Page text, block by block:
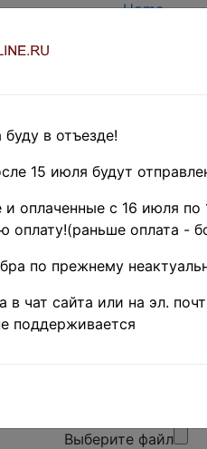
Home
TERMS
Home»
EUROPE »
Монако
Поиск в категории
Выберите файл
в отъезде!
15 июля будут
оплаченные с 16 июля по
оплату!(раньше оплата -
по прежнему
в чат сайта или на эл.
поддерживается